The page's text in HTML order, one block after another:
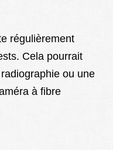
régulièrement
Cela pourrait
ou une
à fibre